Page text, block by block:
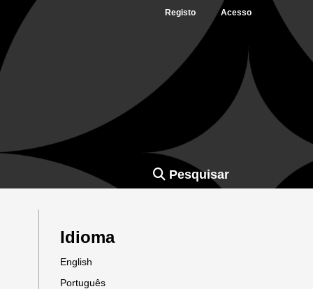
Pesquisar
Registo Acesso
Idioma
English
Português